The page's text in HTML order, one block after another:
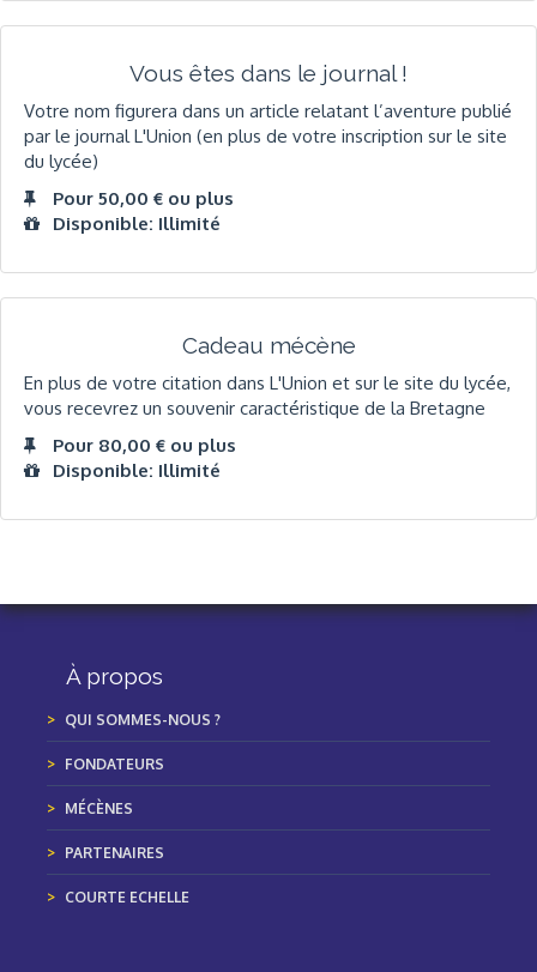
Vous êtes dans le journal !
Votre nom figurera dans un article relatant l’aventure publié
par le journal L'Union (en plus de votre inscription sur le site
du lycée)
Pour 50,00 € ou plus
Disponible: Illimité
Cadeau mécène
En plus de votre citation dans L'Union et sur le site du lycée,
vous recevrez un souvenir caractéristique de la Bretagne
Pour 80,00 € ou plus
Disponible: Illimité
À propos
QUI SOMMES-NOUS ?
FONDATEURS
MÉCÈNES
PARTENAIRES
COURTE ECHELLE